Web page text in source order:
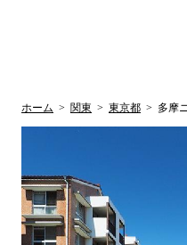
ホーム > 関東 > 東京都 > 多摩